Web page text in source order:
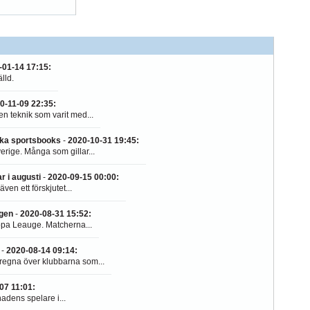
01-14 17:15:
11-09 22:35:
teknik som varit med...
sportsbooks - 2020-10-31 19:45:
Många som gillar...
i augusti - 2020-09-15 00:00:
ett förskjutet...
- 2020-08-31 15:52:
Leauge. Matcherna...
- 2020-08-14 09:14:
över klubbarna som...
11:01:
spelare i...